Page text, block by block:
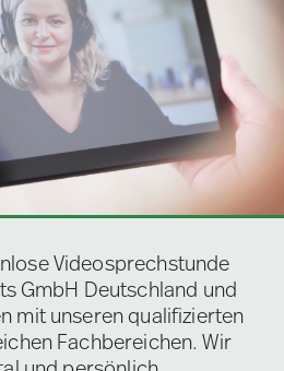
Videosprechstunde
GmbH Deutschland und
mit unseren qualifizierten
Fachbereichen. Wir